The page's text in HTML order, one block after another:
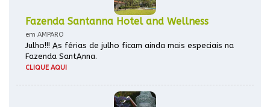
Fazenda Santanna Hotel and Wellness
em AMPARO
Julho!!! As férias de julho ficam ainda mais especiais na
Fazenda SantAnna.
CLIQUE AQUI